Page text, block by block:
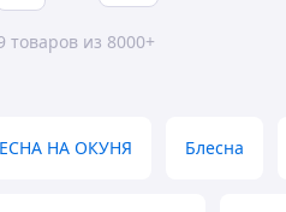
товаров из 8000+
НА ОКУНЯ Блесна